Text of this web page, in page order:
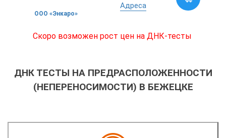
ООО «Энкаро»
Адреса
Скоро возможен рост цен на ДНК-тесты
ДНК ТЕСТЫ НА ПРЕДРАСПОЛОЖЕННОСТИ
(НЕПЕРЕНОСИМОСТИ) В БЕЖЕЦКЕ